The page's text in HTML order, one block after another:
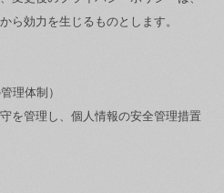
ら効力を生じるものとします。
理体制）
を管理し、個人情報の安全管理措置